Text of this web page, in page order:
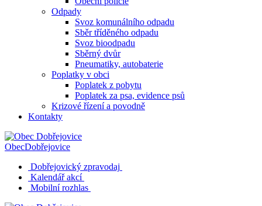
Odpady
Svoz komunálního odpadu
Sběr tříděného odpadu
Svoz bioodpadu
Sběrný dvůr
Pneumatiky, autobaterie
Poplatky v obci
Poplatek z pobytu
Poplatek za psa, evidence psů
Krizové řízení a povodně
Kontakty
ObecDobřejovice
Dobřejovický zpravodaj
Kalendář akcí
Mobilní rozhlas